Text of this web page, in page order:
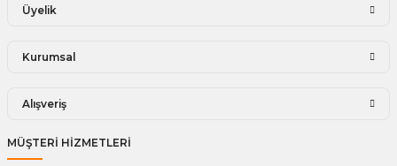
Üyelik
Kurumsal
Alışveriş
MÜŞTERİ HİZMETLERİ